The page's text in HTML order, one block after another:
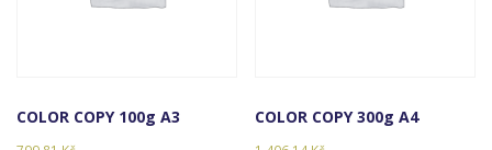
COLOR COPY 100g A3 COLOR COPY 300g A4